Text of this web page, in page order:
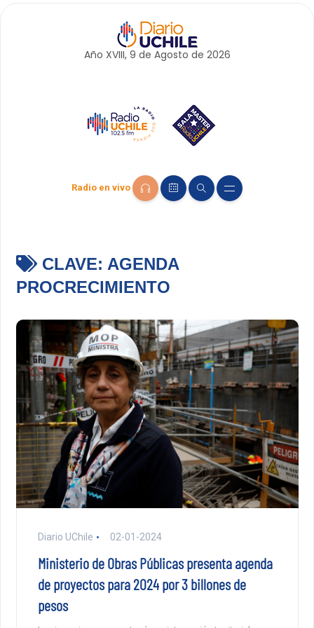
Año XVIII, 9 de Agosto de 2026
Radio en vivo
CLAVE: AGENDA
PROCRECIMIENTO
Diario UChile 02-01-2024
Ministerio de Obras Públicas presenta agenda
de proyectos para 2024 por 3 billones de
pesos